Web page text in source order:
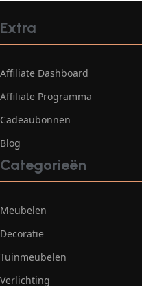
Extra
Affiliate Dashboard
Affiliate Programma
Cadeaubonnen
Blog
Categorieën
Meubelen
Decoratie
Tuinmeubelen
Verlichting